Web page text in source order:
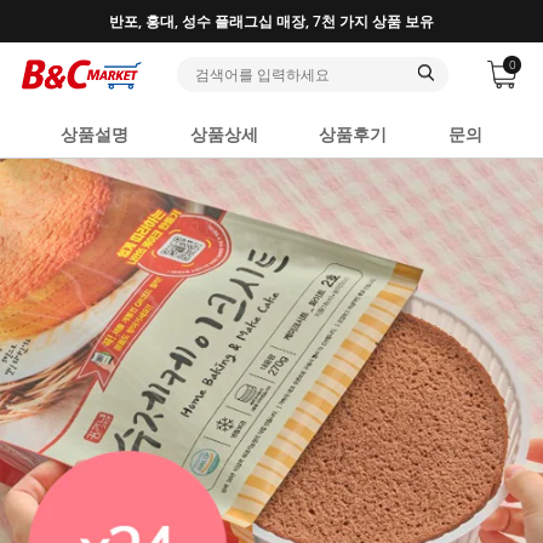
반포, 홍대, 성수 플래그십 매장, 7천 가지 상품 보유
0
상품설명 상품상세 상품후기 문의